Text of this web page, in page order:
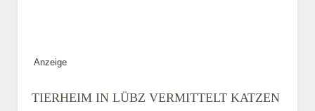
Anzeige
TIERHEIM IN LÜBZ VERMITTELT KATZEN